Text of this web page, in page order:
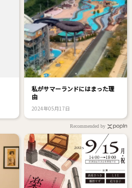
私がサマーランドにはまった理
由
2024年05月17日
Recommended by